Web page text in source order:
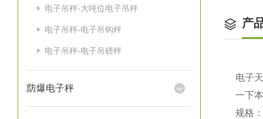
电子吊秤-大吨位电子吊秤
电子吊秤-电子吊钩秤
电子吊秤-电子吊磅秤
防爆电子秤
产
电子
一下
规格